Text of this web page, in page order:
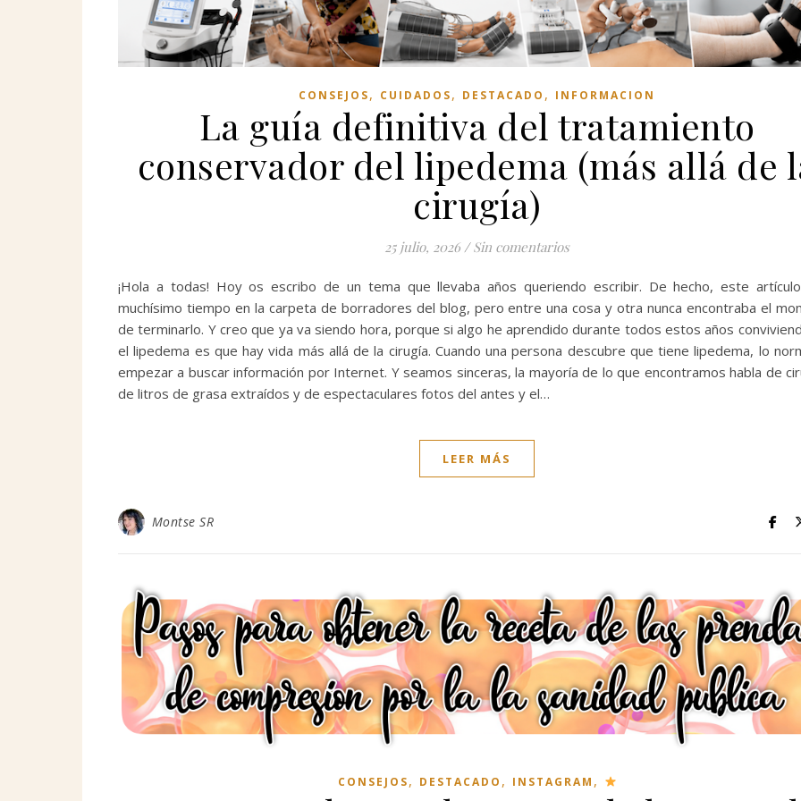
CONSEJOS, CUIDADOS, DESTACADO , INFORMACION
La guía definitiva del tratamiento
conservador del lipedema (más allá de
cirugía)
25 julio, 2026 / Sin comentarios
¡Hola a todas! Hoy os escribo de un tema que llevaba años queriendo escribir. De hecho, este
muchísimo tiempo en la carpeta de borradores del blog, pero entre una cosa y otra nunca encontraba el
de terminarlo. Y creo que ya va siendo hora, porque si algo he aprendido durante todos estos años
el lipedema es que hay vida más allá de la cirugía. Cuando una persona descubre que tiene lipedema, lo
empezar a buscar información por Internet. Y seamos sinceras, la mayoría de lo que encontramos habla de
de litros de grasa extraídos y de espectaculares fotos del antes y el…
LEER MÁS
Montse SR
CONSEJOS, DESTACADO , INSTAGRAM ,